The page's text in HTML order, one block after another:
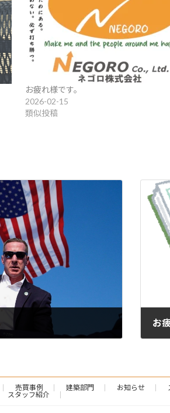
お疲れ様です。
2026-02-15
類似投稿
お
売買事例 建築部門 お知らせ
スタッフ紹介